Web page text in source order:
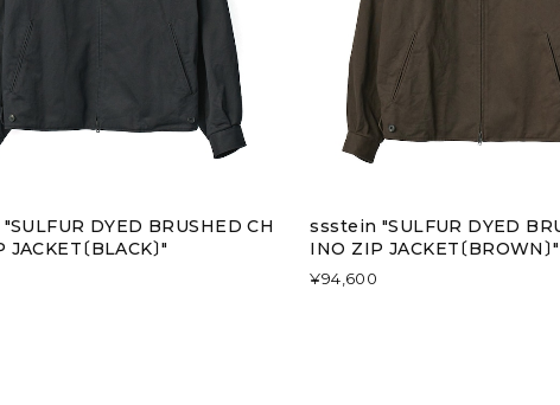
DYED BRUSHED CH
〔BLACK〕"
ssstein "SULFUR DYED
INO ZIP JACKET〔BROWN〕"
¥94,600